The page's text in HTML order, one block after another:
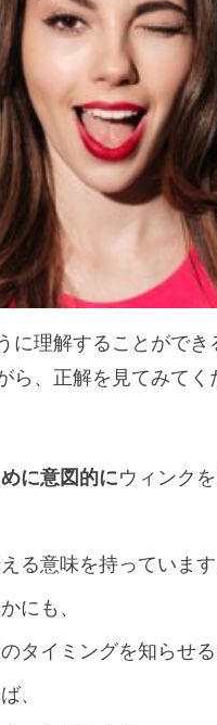
に理解することがで
、正解を見てみてく
に意図的にウィンク
る意味を持っています
にも、
タイミングを知らせ
、